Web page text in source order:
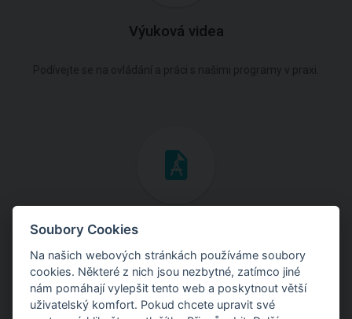
Výuková videa
Inženýrské manuály
Stáhněte si manuály s teoretickými i praktickými ukázkami
použití programů.
Soubory Cookies
Na našich webových stránkách používáme soubory
cookies. Některé z nich jsou nezbytné, zatímco jiné
nám pomáhají vylepšit tento web a poskytnout větší
uživatelský komfort. Pokud chcete upravit své